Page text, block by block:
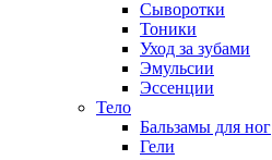
Сыворотки
Тоники
Уход за зубами
Эмульсии
Эссенции
Тело
Бальзамы для ног
Гели